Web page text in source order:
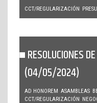
CCT/REGULARIZACIÓN
RESOLUCIONES
(04/05/2024)
AD HONOREM ASAMBLEAS
CCT/REGULARIZACIÓN